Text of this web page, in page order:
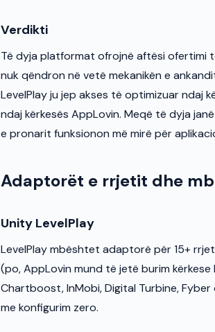
Verdikti
Të dyja platformat ofrojnë aftësi ofertimi
nuk qëndron në vetë mekanikën e
LevelPlay ju jep akses të optimizuar ndaj
ndaj kërkesës AppLovin. Meqë të dyja
e pronarit funksionon më mirë për
Adaptorët e rrjetit dhe
Unity LevelPlay
LevelPlay mbështet adaptorë për 15+
(po, AppLovin mund të jetë burim
Chartboost, InMobi, Digital Turbine,
me konfigurim zero.